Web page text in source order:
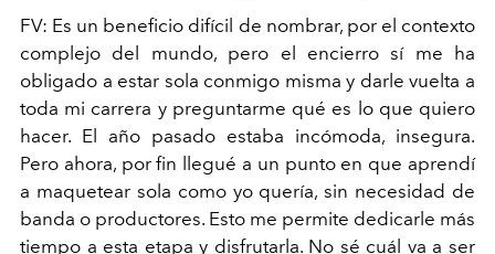
FV: Es un beneficio difícil de nombrar, por el contexto
complejo del mundo, pero el encierro sí me ha
obligado a estar sola conmigo misma y darle vuelta a
toda mi carrera y preguntarme qué es lo que quiero
hacer. El año pasado estaba incómoda, insegura.
Pero ahora, por fin llegué a un punto en que aprendí
a maquetear sola como yo quería, sin necesidad de
banda o productores. Esto me permite dedicarle más
tiempo a esta etapa y disfrutarla. No sé cuál va a ser